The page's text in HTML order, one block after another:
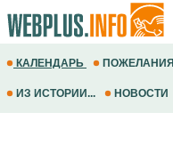
КАЛЕНДАРЬ ПОЖЕЛАНИЯ
ИЗ ИСТОРИИ... НОВОСТИ